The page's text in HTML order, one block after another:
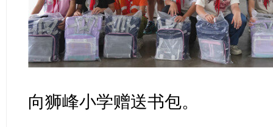
向狮峰小学赠送书包。